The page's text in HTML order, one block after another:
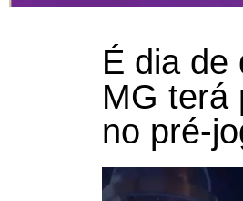
É dia de
MG terá
no pré-